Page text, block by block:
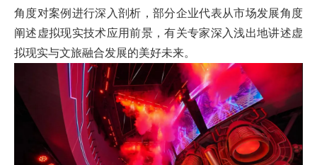
角度对案例进行深入剖析，部分企业代表从市场发展角度
阐述虚拟现实技术应用前景，有关专家深入浅出地讲述虚
拟现实与文旅融合发展的美好未来。